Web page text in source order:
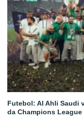
Futebol: Al Ahli Saudi
da Champions League